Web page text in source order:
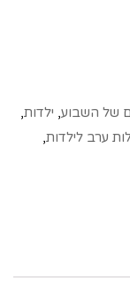
של השבוע, ילדות,
ערב לילדות,